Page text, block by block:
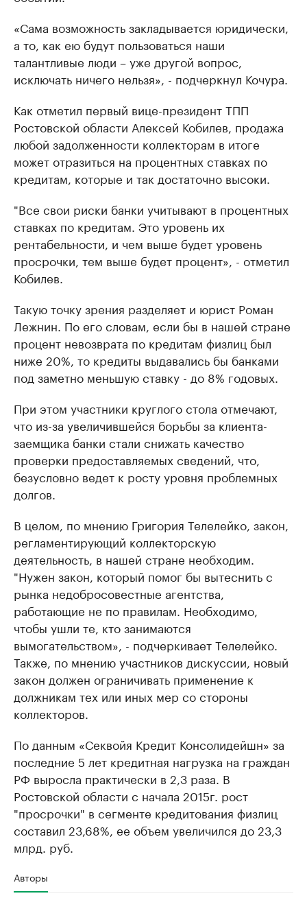
«Сама возможность закладывается юридически,
а то, как ею будут пользоваться наши
талантливые люди – уже другой вопрос,
исключать ничего нельзя», - подчеркнул Кочура.
Как отметил первый вице-президент ТПП
Ростовской области Алексей Кобилев, продажа
любой задолженности коллекторам в итоге
может отразиться на процентных ставках по
кредитам, которые и так достаточно высоки.
"Все свои риски банки учитывают в процентных
ставках по кредитам. Это уровень их
рентабельности, и чем выше будет уровень
просрочки, тем выше будет процент», - отметил
Кобилев.
Такую точку зрения разделяет и юрист Роман
Лежнин. По его словам, если бы в нашей стране
процент невозврата по кредитам физлиц был
ниже 20%, то кредиты выдавались бы банками
под заметно меньшую ставку - до 8% годовых.
При этом участники круглого стола отмечают,
что из-за увеличившейся борьбы за клиента-
заемщика банки стали снижать качество
проверки предоставляемых сведений, что,
безусловно ведет к росту уровня проблемных
долгов.
В целом, по мнению Григория Телелейко, закон,
регламентирующий коллекторскую
деятельность, в нашей стране необходим.
"Нужен закон, который помог бы вытеснить с
рынка недобросовестные агентства,
работающие не по правилам. Необходимо,
чтобы ушли те, кто занимаются
вымогательством», - подчеркивает Телелейко.
Также, по мнению участников дискуссии, новый
закон должен ограничивать применение к
должникам тех или иных мер со стороны
коллекторов.
По данным «Секвойя Кредит Консолидейшн» за
последние 5 лет кредитная нагрузка на граждан
РФ выросла практически в 2,3 раза. В
Ростовской области с начала 2015г. рост
"просрочки" в сегменте кредитования физлиц
составил 23,68%, ее объем увеличился до 23,3
млрд. руб.
Авторы